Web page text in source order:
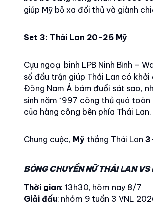
giúp Mỹ bỏ xa đối thủ và giành
Set 3: Thái Lan 20-25 Mỹ
Cựu ngoại binh LPB Ninh Bình –
số đầu trận giúp Thái Lan có
Đông Nam Á bám đuổi sát sao,
sinh năm 1997 công thủ quá
của hàng công bên phía Thái
Chung cuộc, Mỹ thắng Thái Lan
BÓNG CHUYỀN NỮ THÁI LAN
Thời gian: 13h30, hôm nay 8/7
Giải đấu: nhóm 9 tuần 3 VNL